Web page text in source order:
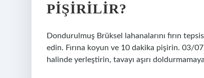
PIŞIRILIR?
Dondurulmuş Brüksel lahanalarını fırın
edin. Fırına koyun ve 10 dakika pişirin. 03/
halinde yerleştirin, tavayı aşırı